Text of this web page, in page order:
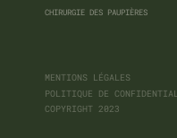
CHIRURGIE DES PAUPIÈRES
MENTIONS LÉGALES
POLITIQUE DE
COPYRIGHT 2023